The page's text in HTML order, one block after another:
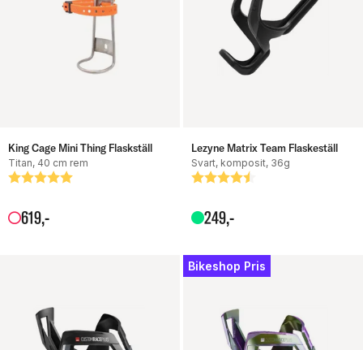
King Cage Mini Thing Flaskställ
Titan, 40 cm rem
Betyg:
5.0 utav 5 stjärnor
619,-
Lezyne Matrix Team Flaskeställ
Svart, komposit, 36g
Betyg:
4.3 utav 5 stjärnor
249,-
Bikeshop Pris